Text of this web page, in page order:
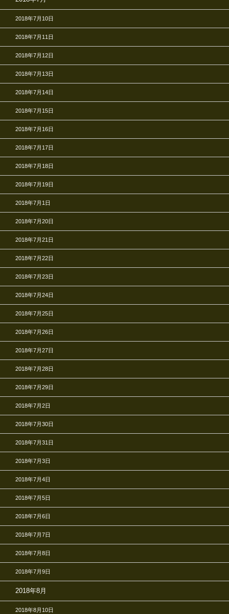
2018年7月10日
2018年7月11日
2018年7月12日
2018年7月13日
2018年7月14日
2018年7月15日
2018年7月16日
2018年7月17日
2018年7月18日
2018年7月19日
2018年7月1日
2018年7月20日
2018年7月21日
2018年7月22日
2018年7月23日
2018年7月24日
2018年7月25日
2018年7月26日
2018年7月27日
2018年7月28日
2018年7月29日
2018年7月2日
2018年7月30日
2018年7月31日
2018年7月3日
2018年7月4日
2018年7月5日
2018年7月6日
2018年7月7日
2018年7月8日
2018年7月9日
2018年8月
2018年8月10日